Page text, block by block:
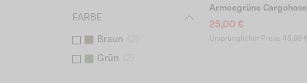
FARBE
Braun
Grün
Armeegrüne Cargohose
25,00 €
Ursprünglicher Preis: 45,99 €